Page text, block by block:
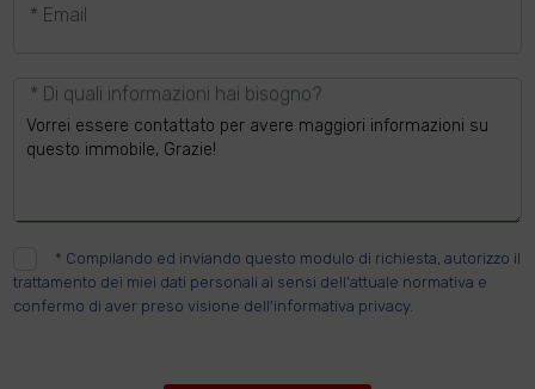
* Email
* Di quali informazioni hai bisogno?
* Compilando ed inviando questo modulo di richiesta, autorizzo il
trattamento dei miei dati personali ai sensi dell'attuale normativa e
confermo di aver preso visione dell'informativa privacy.